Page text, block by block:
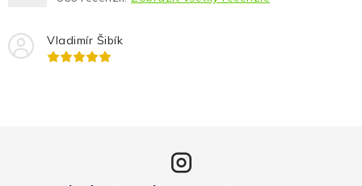
Vladimír Šibík